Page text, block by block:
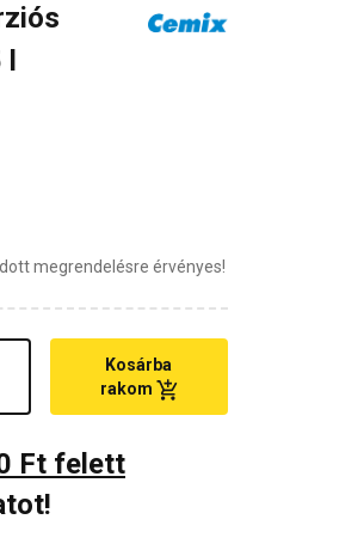
l
megrendelésre érvényes!
Kosárba
rakom
Ft felett